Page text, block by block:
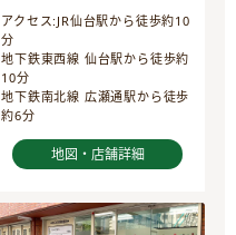
アクセス:JR仙台駅から徒歩約10
分
地下鉄東西線 仙台駅から徒歩約
10分
地下鉄南北線 広瀬通駅から徒歩
約6分
地図・店舗詳細